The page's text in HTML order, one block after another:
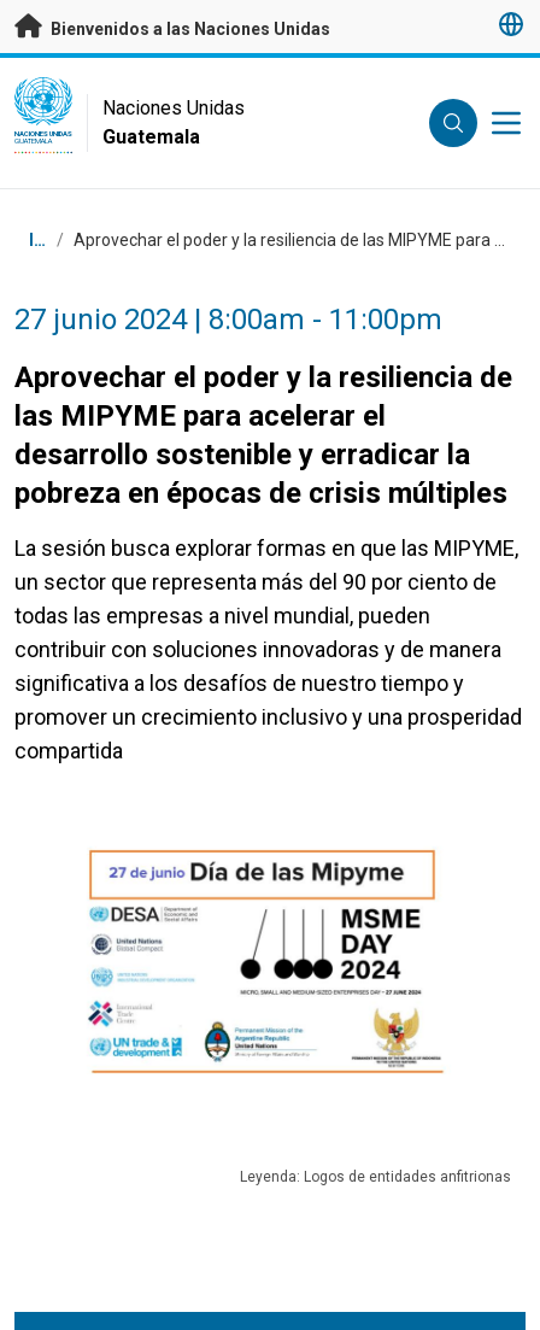
Saltar a contenido principal
Bienvenidos a las Naciones Unidas
UN Logo
NACIONES UNIDAS
GUATEMALA
Naciones Unidas
Guatemala
Coordenadas dentro de la ruta de navegación
Inicio /
27 junio 2024 | 8:00am - 11:00pm
Aprovechar el poder y la resiliencia de
las MIPYME para acelerar el
desarrollo sostenible y erradicar la
pobreza en épocas de crisis múltiples
La sesión busca explorar formas en que las MIPYME,
un sector que representa más del 90 por ciento de
todas las empresas a nivel mundial, pueden
contribuir con soluciones innovadoras y de manera
significativa a los desafíos de nuestro tiempo y
promover un crecimiento inclusivo y una prosperidad
compartida
Leyenda: Logos de entidades anfitrionas